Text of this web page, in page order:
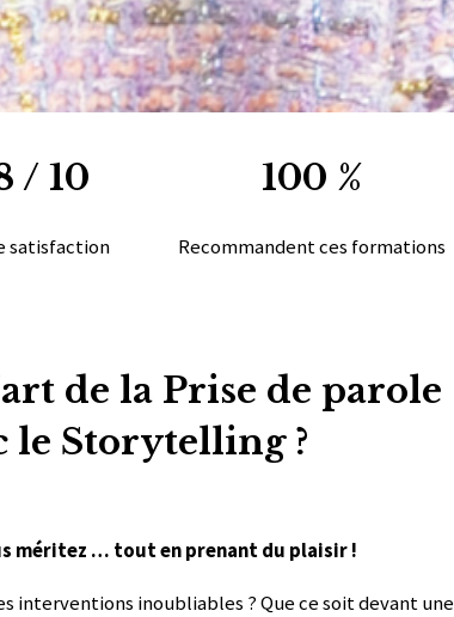
/ 10
satisfaction
100 %
Recommandent ces formations
de la Prise de parole
le Storytelling ?
méritez … tout en prenant du plaisir !
interventions inoubliables ? Que ce soit devant une